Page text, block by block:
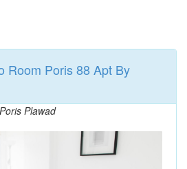
Room Poris 88 Apt By
Plawad